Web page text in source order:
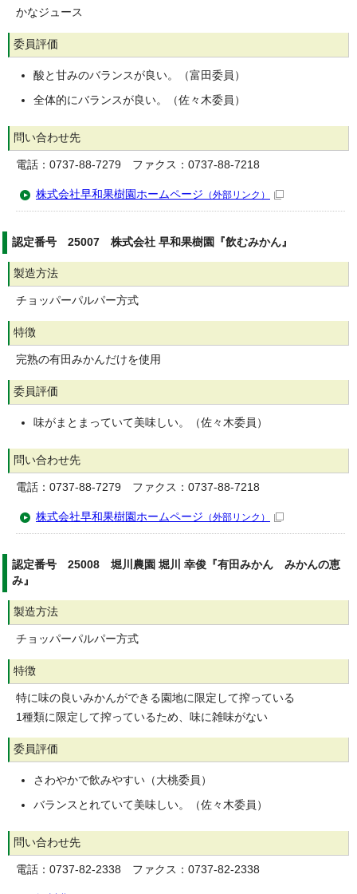
かなジュース
委員評価
酸と甘みのバランスが良い。（富田委員）
全体的にバランスが良い。（佐々木委員）
問い合わせ先
電話：0737-88-7279 ファクス：0737-88-7218
株式会社早和果樹園ホームページ （外部リンク）
認定番号 25007 株式会社 早和果樹園『飲むみかん』
製造方法
チョッパーパルパー方式
特徴
完熟の有田みかんだけを使用
委員評価
味がまとまっていて美味しい。（佐々木委員）
問い合わせ先
電話：0737-88-7279 ファクス：0737-88-7218
株式会社早和果樹園ホームページ （外部リンク）
認定番号 25008 堀川農園 堀川 幸俊『有田みかん みかんの恵
み』
製造方法
チョッパーパルパー方式
特徴
特に味の良いみかんができる園地に限定して搾っている
1種類に限定して搾っているため、味に雑味がない
委員評価
さわやかで飲みやすい（大桃委員）
バランスとれていて美味しい。（佐々木委員）
問い合わせ先
電話：0737-82-2338 ファクス：0737-82-2338